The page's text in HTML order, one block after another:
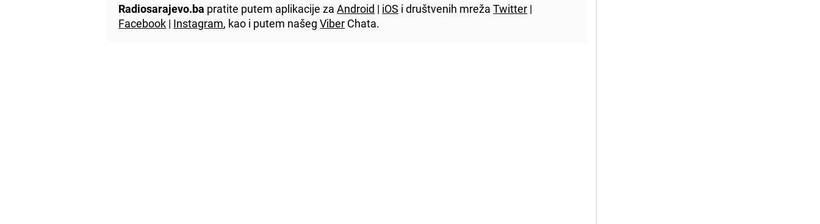
Radiosarajevo.ba pratite putem aplikacije zaAndroid | iOS i društvenih mrežaTwitter |
Facebook | Instagram, kao i putem našegViber Chata.